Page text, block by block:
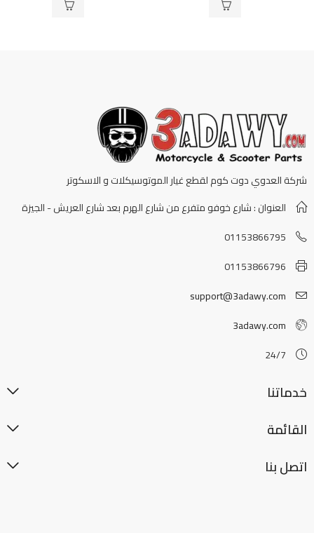
شركة العدوي دوت كوم لقطع غيار الموتوسيكلات و الاسكوتر
العنوان : شارع خوفو متفرع من شارع الهرم بعد شارع العريش - الجيزة
01153866795
01153866796
support@3adawy.com
3adawy.com
24/7
خدماتنا
القائمة
اتصل بنا